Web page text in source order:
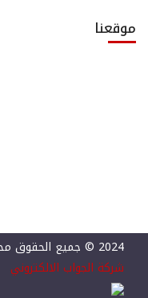
موقعنا
2024 © جميع الحقوق محفوظة, بلدية مأدبا الكبرى. تطوير
شركة الجواب الالكتروني